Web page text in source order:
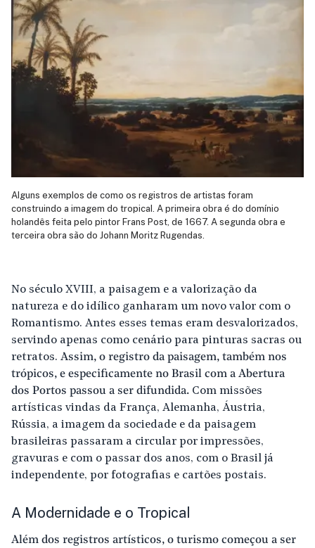
Alguns exemplos de como os registros de artistas foram
construindo a imagem do tropical. A primeira obra é do domínio
holandês feita pelo pintor Frans Post, de 1667. A segunda obra e
terceira obra são do Johann Moritz Rugendas.
No século XVIII, a paisagem e a valorização da
natureza e do idílico ganharam um novo valor com o
Romantismo. Antes esses temas eram desvalorizados,
servindo apenas como cenário para pinturas sacras ou
retratos. Assim, o registro da paisagem, também nos
trópicos, e especificamente no Brasil com a Abertura
dos Portos passou a ser difundida. Com missões
artísticas vindas da França, Alemanha, Áustria,
Rússia, a imagem da sociedade e da paisagem
brasileiras passaram a circular por impressões,
gravuras e com o passar dos anos, com o Brasil já
independente, por fotografias e cartões postais.
A Modernidade e o Tropical
Além dos registros artísticos, o turismo começou a ser